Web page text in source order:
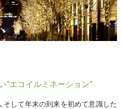
"エコイルミネーション"
そして年末の到来を初めて意識した